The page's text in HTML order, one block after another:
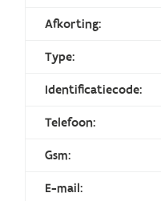
Afkorting:
Type:
Identificatiecode:
Telefoon:
Gsm:
E-mail: